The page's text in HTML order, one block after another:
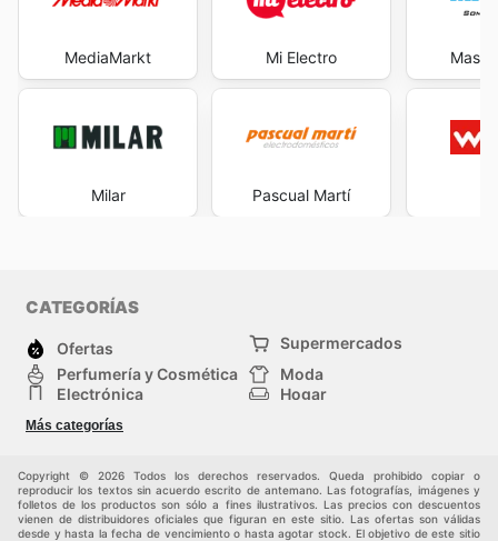
MediaMarkt
Milar
Mi Electro
Pascual Martí
CATEGORÍAS
Ofertas
Supermercados
Perfumería y Cosmética
Moda
Electrónica
Hogar
Deporte
Juguetes y bebés
Más categorías
Copyright © 2026 Todos los derechos reservados. Queda prohibido copiar o
reproducir los textos sin acuerdo escrito de antemano. Las fotografías, imágenes y
folletos de los productos son sólo a fines ilustrativos. Las precios con descuentos
vienen de distribuidores oficiales que figuran en este sitio. Las ofertas son válidas
desde y hasta la fecha de vencimiento o hasta agotar stock. El objetivo de este sitio